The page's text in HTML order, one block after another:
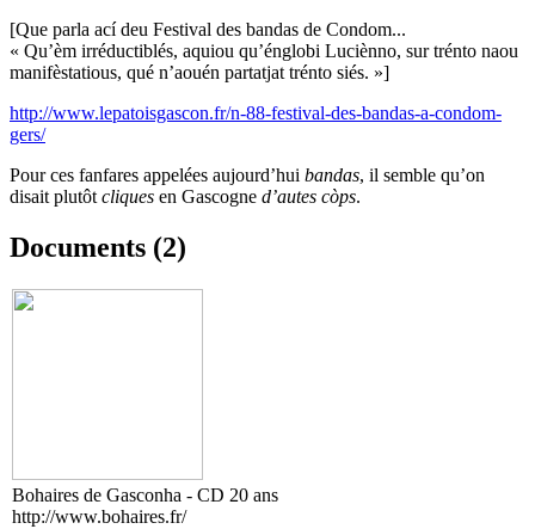
[Que parla ací deu Festival des bandas de Condom...
« Qu’èm irréductiblés, aquiou qu’énglobi Luciènno, sur trénto naou
manifèstatious, qué n’aouén partatjat trénto siés. »]
http://www.lepatoisgascon.fr/n-88-festival-des-bandas-a-condom-
gers/
Pour ces fanfares appelées aujourd’hui bandas, il semble qu’on
disait plutôt cliques en Gascogne d’autes còps.
Documents (2)
Bohaires de Gasconha - CD 20 ans
http://www.bohaires.fr/